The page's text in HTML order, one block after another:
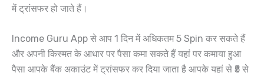
में ट्रांसफर हो जाते हैं।
Income Guru App से आप 1 दिन में अधिकतम 5 Spin कर सकते हैं
और अपनी किस्मत के आधार पर पैसा कमा सकते हैं यहां पर कमाया हुआ
पैसा आपके बैंक अकाउंट में ट्रांसफर कर दिया जाता है आपके यहां से ₹5 से